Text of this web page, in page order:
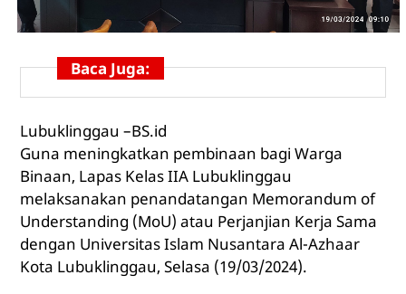
Baca Juga:
Lubuklinggau –BS.id
Guna meningkatkan pembinaan bagi Warga
Binaan, Lapas Kelas IIA Lubuklinggau
melaksanakan penandatangan Memorandum of
Understanding (MoU) atau Perjanjian Kerja Sama
dengan Universitas Islam Nusantara Al-Azhaar
Kota Lubuklinggau, Selasa (19/03/2024).